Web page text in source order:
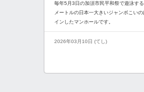
毎年5月3日の加須市民平和祭で遊泳す
メートルの日本一大きいジャンボこい
インしたマンホールです。
2026年03月10日 (てし)